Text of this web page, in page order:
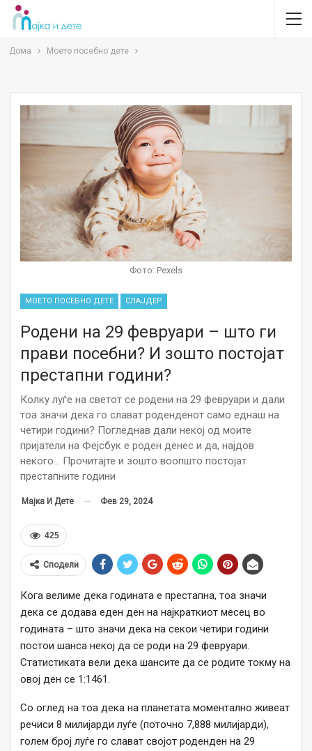
Дома Моето посебно дете
Фото: Pexels
МОЕТО ПОСЕБНО ДЕТЕ СЛАЈДЕР
Родени на 29 февруари – што ги
прави посебни? И зошто постојат
престапни години?
Колку луѓе на светот се родени на 29 февруари и дали
тоа значи дека го слават роденденот само еднаш на
четири години? Погледнав дали некој од моите
пријатели на Фејсбук е роден денес и да, најдов
некого… Прочитајте и зошто воопшто постојат
престапните години
Мајка И Дете Фев 29, 2024
425
Сподели
Кога велиме дека годината е престапна, тоа значи
дека се додава еден ден на најкраткиот месец во
годината – што значи дека на секои четири години
постои шанса некој да се роди на 29 февруари.
Статистиката вели дека шансите да се родите токму на
овој ден се 1:1461.
Со оглед на тоа дека на планетата моментално живеат
речиси 8 милијарди луѓе (поточно 7,888 милијарди),
голем број луѓе го слават својот роденден на 29